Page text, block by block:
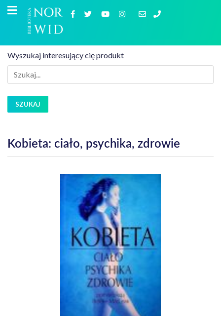
Wyszukaj interesujący cię produkt
SZUKAJ
Kobieta: ciało, psychika, zdrowie